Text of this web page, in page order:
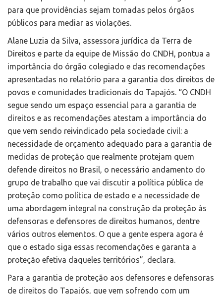
para que providências sejam tomadas pelos órgãos
públicos para mediar as violações.
Alane Luzia da Silva, assessora jurídica da Terra de
Direitos e parte da equipe de Missão do CNDH, pontua a
importância do órgão colegiado e das recomendações
apresentadas no relatório para a garantia dos direitos de
povos e comunidades tradicionais do Tapajós. “O CNDH
segue sendo um espaço essencial para a garantia de
direitos e as recomendações atestam a importância do
que vem sendo reivindicado pela sociedade civil: a
necessidade de orçamento adequado para a garantia de
medidas de proteção que realmente protejam quem
defende direitos no Brasil, o necessário andamento do
grupo de trabalho que vai discutir a política pública de
proteção como política de estado e a necessidade de
uma abordagem integral na construção da proteção às
defensoras e defensores de direitos humanos, dentre
vários outros elementos. O que a gente espera agora é
que o estado siga essas recomendações e garanta a
proteção efetiva daqueles territórios”, declara.
Para a garantia de proteção aos defensores e defensoras
de direitos do Tapajós, que vem sofrendo com um